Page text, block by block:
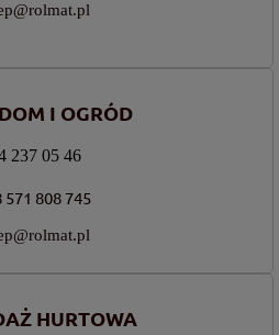
I OGRÓD
237 05 46
571 808 745
HURTOWA